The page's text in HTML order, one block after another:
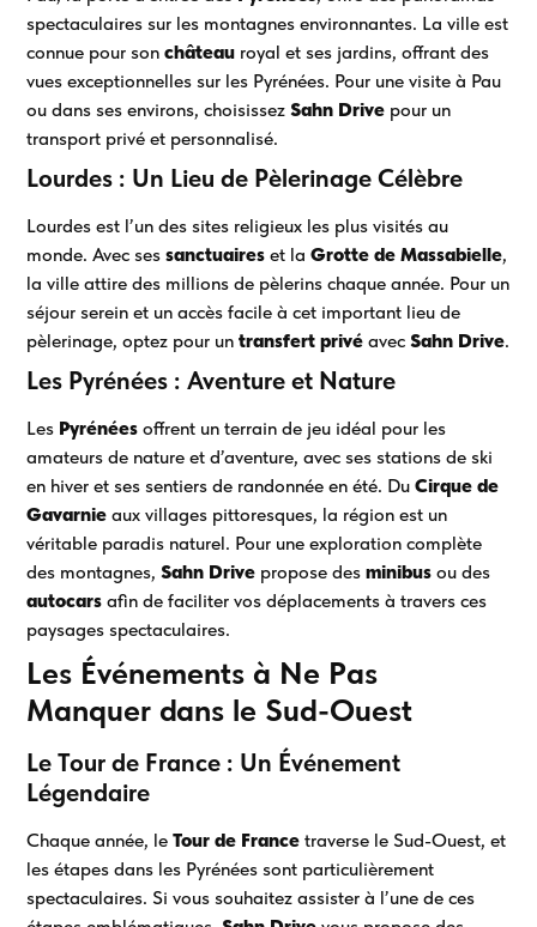
spectaculaires sur les montagnes environnantes. La ville est
connue pour sonchâteau royal et ses jardins, offrant des
vues exceptionnelles sur les Pyrénées. Pour une visite à Pau
ou dans ses environs, choisissezSahn Drive pour un
transport privé et personnalisé.
Lourdes : Un Lieu de Pèlerinage Célèbre
Lourdes est l’un des sites religieux les plus visités au
monde. Avec sessanctuaires et laGrotte de Massabielle,
la ville attire des millions de pèlerins chaque année. Pour un
séjour serein et un accès facile à cet important lieu de
pèlerinage, optez pour untransfert privé avecSahn Drive.
Les Pyrénées : Aventure et Nature
Les Pyrénées offrent un terrain de jeu idéal pour les
amateurs de nature et d’aventure, avec ses stations de ski
en hiver et ses sentiers de randonnée en été. DuCirque de
Gavarnie aux villages pittoresques, la région est un
véritable paradis naturel. Pour une exploration complète
des montagnes,Sahn Drive propose desminibus ou des
autocars afin de faciliter vos déplacements à travers ces
paysages spectaculaires.
Les Événements à Ne Pas
Manquer dans le Sud-Ouest
Le Tour de France : Un Événement
Légendaire
Chaque année, leTour de France traverse le Sud-Ouest, et
les étapes dans les Pyrénées sont particulièrement
spectaculaires. Si vous souhaitez assister à l’une de ces